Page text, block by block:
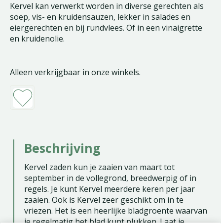
Kervel kan verwerkt worden in diverse gerechten als
soep, vis- en kruidensauzen, lekker in salades en
eiergerechten en bij rundvlees. Of in een vinaigrette
en kruidenolie.
Alleen verkrijgbaar in onze winkels.
Beschrijving
Kervel zaden kun je zaaien van maart tot
september in de vollegrond, breedwerpig of in
regels. Je kunt Kervel meerdere keren per jaar
zaaien. Ook is Kervel zeer geschikt om in te
vriezen. Het is een heerlijke bladgroente waarvan
je regelmatig het blad kunt plukken. Laat je